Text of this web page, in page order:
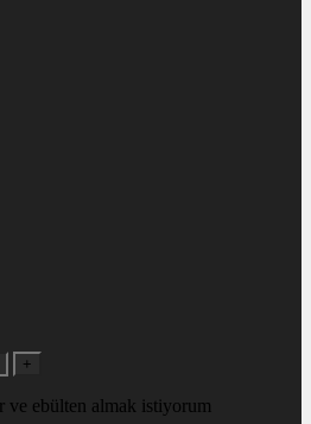
+
ve ebülten almak istiyorum